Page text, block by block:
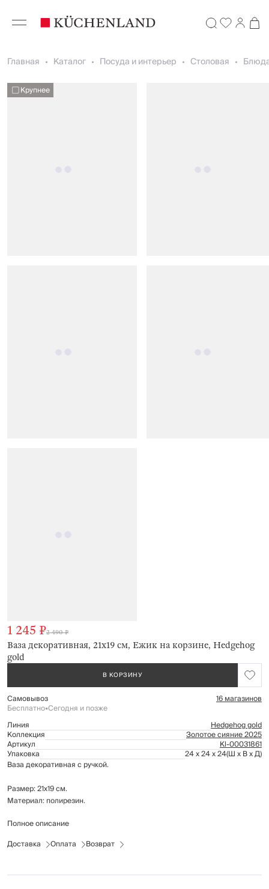
Главная Каталог Посуда и интерьер Столовая
Крупнее
Ваза декоративная, 21х19 см, Ежик на корзине, Hedgehog
gold
1 245 ₽2 490 ₽
В КОРЗИНУ
Самовывоз 16 магазинов
Бесплатно•Сегодня и позже
Линия
Hedgehog gold
Коллекция Золотое сияние 2025
Артикул Kl-00031861
Упаковка 24 x 24 x 24(Ш x В x Д)
Ваза декоративная с ручкой.
Размер: 21х19 см.
Материал: полирезин.
Рекомендации по уходу: протирать мягкой влажной тканью.
Полное описание
Доставка
Оплата Возврат